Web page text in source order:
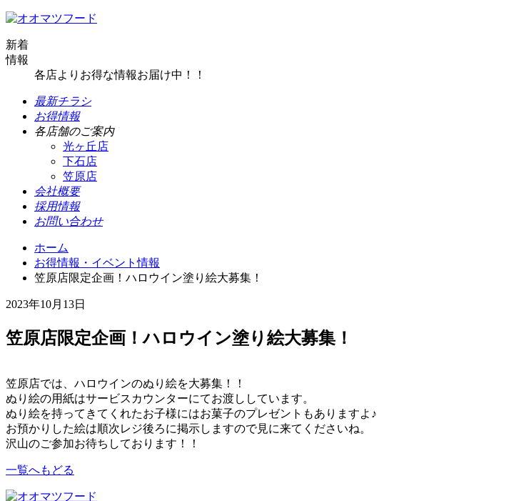
新着
情報
各店よりお得な情報お届け中！！
最新チラシ
お得情報
各店舗のご案内
光ヶ丘店
下石店
笠原店
会社概要
採用情報
お問い合わせ
ホーム
お得情報・イベント情報
笠原店限定企画！ハロウイン塗り絵大募集！
2023年10月13日
笠原店限定企画！ハロウイン塗り絵大募集！
笠原店では、ハロウインのぬり絵を大募集！！
ぬり絵の用紙はサービスカウンターにてお渡ししています。
ぬり絵を持ってきてくれたお子様にはお菓子のプレゼントもありますよ♪
お預かりした絵は順次レジ後ろに掲示しますので見に来てくださいね。
沢山のご参加お待ちしております！！
一覧へもどる